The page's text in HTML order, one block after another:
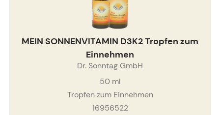
MEIN SONNENVITAMIN D3K2 Tropfen zum
Einnehmen
Dr. Sonntag GmbH
50ml
Tropfen zum Einnehmen
16956522